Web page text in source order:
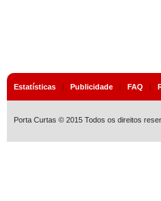
Estatísticas | Publicidade | FAQ |
Porta Curtas © 2015 Todos os direitos